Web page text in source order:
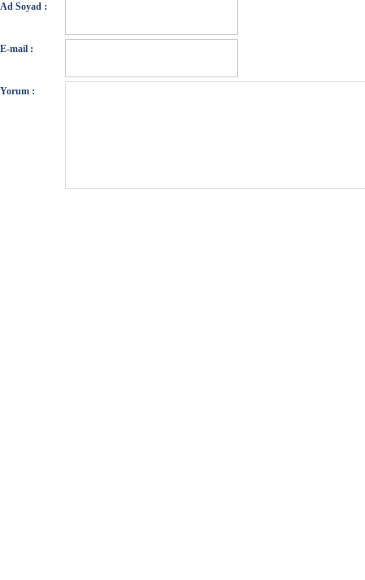
Ad Soyad :
E-mail :
Yorum :